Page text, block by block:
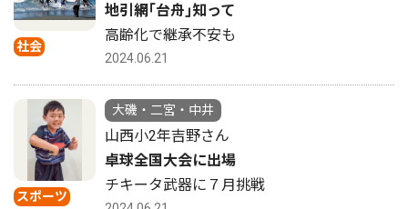
社会
地引網｢台舟｣知って
高齢化で継承不安も
2024.06.21
スポーツ
大磯・二宮・中井
山西小2年吉野さん
卓球全国大会に出場
チキータ武器に７月挑戦